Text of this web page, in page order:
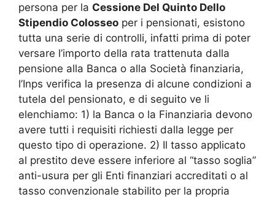
persona per la Cessione Del Quinto Dello
Stipendio Colosseo per i pensionati, esistono
tutta una serie di controlli, infatti prima di poter
versare l’importo della rata trattenuta dalla
pensione alla Banca o alla Società finanziaria,
l’Inps verifica la presenza di alcune condizioni a
tutela del pensionato, e di seguito ve li
elenchiamo: 1) la Banca o la Finanziaria devono
avere tutti i requisiti richiesti dalla legge per
questo tipo di operazione. 2) Il tasso applicato
al prestito deve essere inferiore al “tasso soglia”
anti-usura per gli Enti finanziari accreditati o al
tasso convenzionale stabilito per la propria